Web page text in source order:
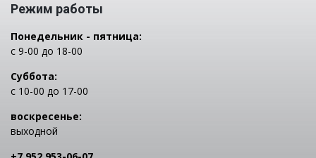
Режим работы
Понедельник - пятница:
с 9-00 до 18-00
Суббота:
с 10-00 до 17-00
воскресенье:
выходной